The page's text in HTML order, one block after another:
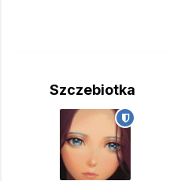
Szczebiotka